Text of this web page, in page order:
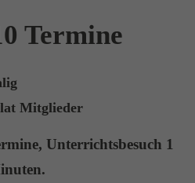
Termine
Mitglieder
Unterrichtsbesuch 1